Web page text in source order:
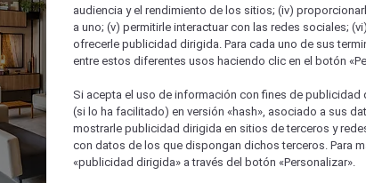
audiencia y el rendimiento de los sitios; (iv)
a uno; (v) permitirle interactuar con las redes sociales;
ofrecerle publicidad dirigida. Para cada uno de sus
entre estos diferentes usos haciendo clic en el botón
Si acepta el uso de información con fines de
(si lo ha facilitado) en versión «hash», asociado a sus
mostrarle publicidad dirigida en sitios de terceros y
con datos de los que dispongan dichos terceros. Para
«publicidad dirigida» a través del botón «Personalizar».